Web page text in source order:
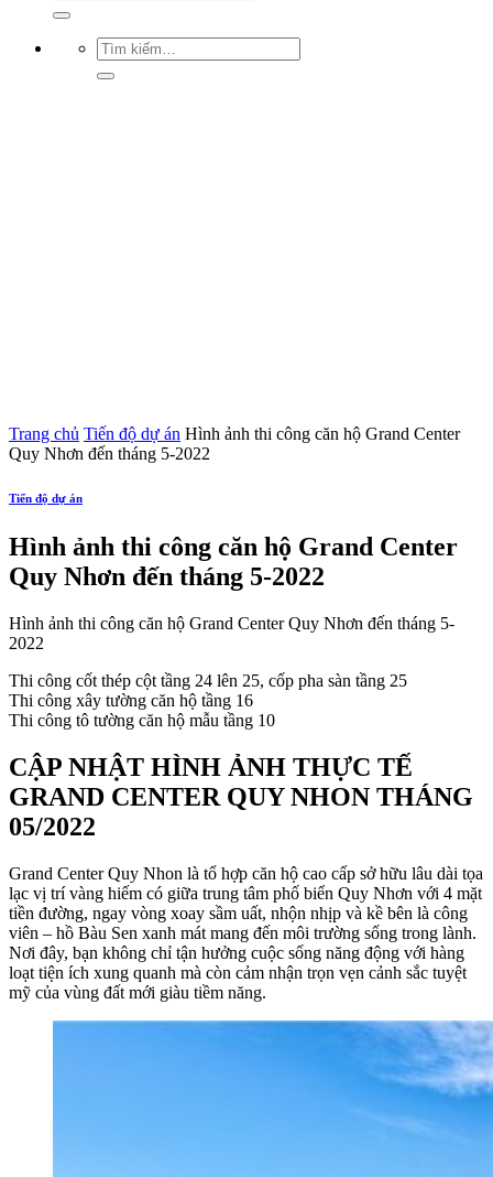
Trang chủ Tiến độ dự án Hình ảnh thi công căn hộ Grand Center
Quy Nhơn đến tháng 5-2022
Tiến độ dự án
Hình ảnh thi công căn hộ Grand Center
Quy Nhơn đến tháng 5-2022
Hình ảnh thi công căn hộ Grand Center Quy Nhơn đến tháng 5-
2022
Thi công cốt thép cột tầng 24 lên 25, cốp pha sàn tầng 25
Thi công xây tường căn hộ tầng 16
Thi công tô tường căn hộ mẫu tầng 10
CẬP NHẬT HÌNH ẢNH THỰC TẾ
GRAND CENTER QUY NHON THÁNG
05/2022
Grand Center Quy Nhon là tổ hợp căn hộ cao cấp sở hữu lâu dài tọa
lạc vị trí vàng hiếm có giữa trung tâm phố biển Quy Nhơn với 4 mặt
tiền đường, ngay vòng xoay sầm uất, nhộn nhịp và kề bên là công
viên – hồ Bàu Sen xanh mát mang đến môi trường sống trong lành.
Nơi đây, bạn không chỉ tận hưởng cuộc sống năng động với hàng
loạt tiện ích xung quanh mà còn cảm nhận trọn vẹn cảnh sắc tuyệt
mỹ của vùng đất mới giàu tiềm năng.